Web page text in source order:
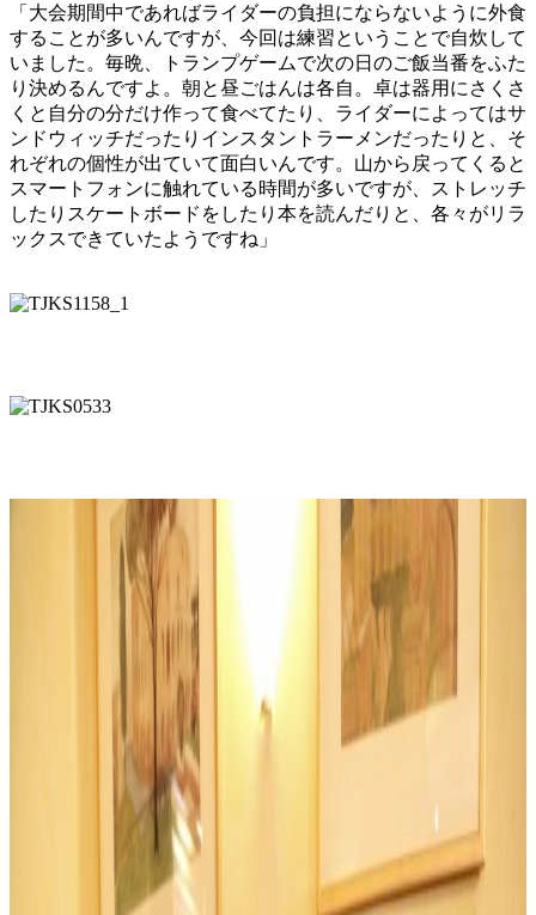
「大会期間中であればライダーの負担にならないように外食
することが多いんですが、今回は練習ということで自炊して
いました。毎晩、トランプゲームで次の日のご飯当番をふた
り決めるんですよ。朝と昼ごはんは各自。卓は器用にさくさ
くと自分の分だけ作って食べてたり、ライダーによってはサ
ンドウィッチだったりインスタントラーメンだったりと、そ
れぞれの個性が出ていて面白いんです。山から戻ってくると
スマートフォンに触れている時間が多いですが、ストレッチ
したりスケートボードをしたり本を読んだりと、各々がリラ
ックスできていたようですね」